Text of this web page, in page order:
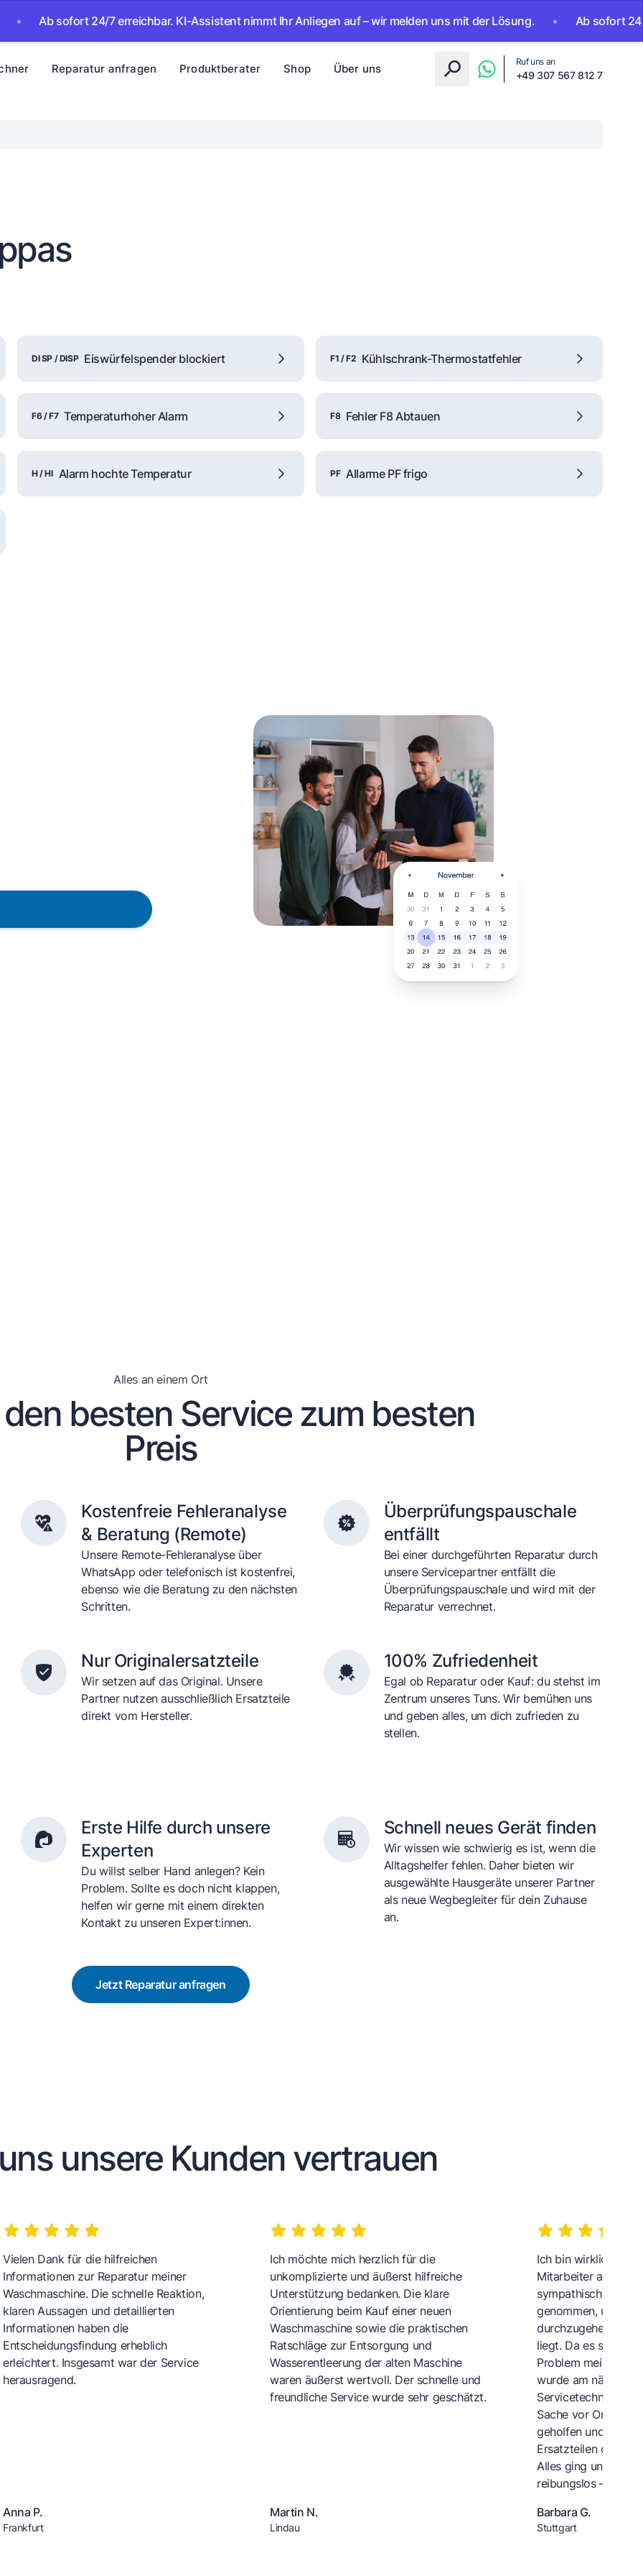
sofort 24/7 erreichbar. KI-Assistent nimmt Ihr Anliegen auf – wir melden uns mit der Lösung. • Ab sofort 24/7
Reparatur anfragen Produktberater Shop Über uns
Ruf uns an
+49 307 567 812 7
DI SP / DISP Eiswürfelspender blockiert F1 / F2 Kühlschrank-Thermostatfehler
F6 / F7 Temperaturhoher Alarm F8 Fehler F8 Abtauen
H / HI Alarm hochte Temperatur PF Allarme PF frigo
Alles an einem Ort
besten Service zum besten
Preis
Kostenfreie Fehleranalyse
& Beratung (Remote)
Unsere Remote-Fehleranalyse über
WhatsApp oder telefonisch ist kostenfrei,
ebenso wie die Beratung zu den nächsten
Schritten.
Überprüfungspauschale
entfällt
Bei einer durchgeführten Reparatur durch
unsere Servicepartner entfällt die
Überprüfungspauschale und wird mit der
Reparatur verrechnet.
Nur Originalersatzteile
Wir setzen auf das Original. Unsere
Partner nutzen ausschließlich Ersatzteile
direkt vom Hersteller.
100% Zufriedenheit
Egal ob Reparatur oder Kauf: du stehst im
Zentrum unseres Tuns. Wir bemühen uns
und geben alles, um dich zufrieden zu
stellen.
Erste Hilfe durch unsere
Experten
Du willst selber Hand anlegen? Kein
Problem. Sollte es doch nicht klappen,
helfen wir gerne mit einem direkten
Kontakt zu unseren Expert:innen.
Schnell neues Gerät finden
Wir wissen wie schwierig es ist, wenn die
Alltagshelfer fehlen. Daher bieten wir
ausgewählte Hausgeräte unserer Partner
als neue Wegbegleiter für dein Zuhause
an.
Jetzt Reparatur anfragen
unsere Kunden vertrauen
Vielen Dank für die hilfreichen
Informationen zur Reparatur meiner
Waschmaschine. Die schnelle Reaktion,
klaren Aussagen und detaillierten
Informationen haben die
Entscheidungsfindung erheblich
erleichtert. Insgesamt war der Service
herausragend.
Anna P.
Frankfurt
Ich möchte mich herzlich für die
unkomplizierte und äußerst hilfreiche
Unterstützung bedanken. Die klare
Orientierung beim Kauf einer neuen
Waschmaschine sowie die praktischen
Ratschläge zur Entsorgung und
Wasserentleerung der alten Maschine
waren äußerst wertvoll. Der schnelle und
freundliche Service wurde sehr geschätzt.
Martin N.
Lindau
Ich bin wirklich sehr
Mitarbeiter am
sympathisch und
genommen, um
durchzugehen, wo
liegt. Da es sich um
Problem meiner
wurde am nächsten
Servicetechniker
Sache vor Ort
geholfen und mit
Ersatzteilen das
Alles ging
reibungslos – top
Barbara G.
Stuttgart